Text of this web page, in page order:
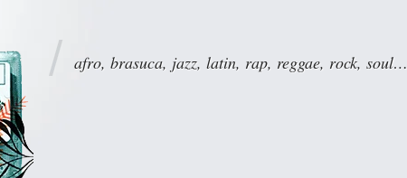
afro, brasuca, jazz, latin, rap, reggae, rock, soul…